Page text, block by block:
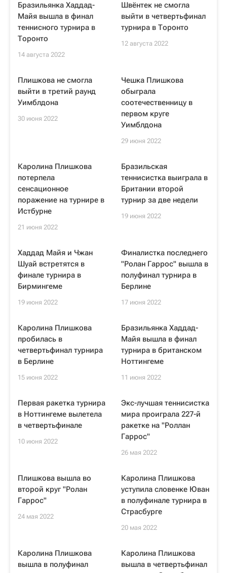
Бразильянка Хаддад-
Майя вышла в финал
теннисного турнира в
Торонто
14 августа 2022
Швёнтек не смогла
выйти в четвертьфинал
турнира в Торонто
12 августа 2022
Плишкова не смогла
выйти в третий раунд
Уимблдона
30 июня 2022
Чешка Плишкова
обыграла
соотечественницу в
первом круге
Уимблдона
29 июня 2022
Каролина Плишкова
потерпела
сенсационное
поражение на турнире в
Истбурне
21 июня 2022
Бразильская
теннисистка выиграла в
Британии второй
турнир за две недели
19 июня 2022
Хаддад Майя и Чжан
Шуай встретятся в
финале турнира в
Бирмингеме
19 июня 2022
Финалистка последнего
"Ролан Гаррос" вышла в
полуфинал турнира в
Берлине
17 июня 2022
Каролина Плишкова
пробилась в
четвертьфинал турнира
в Берлине
15 июня 2022
Бразильянка Хаддад-
Майя вышла в финал
турнира в британском
Ноттингеме
11 июня 2022
Первая ракетка турнира
в Ноттингеме вылетела
в четвертьфинале
10 июня 2022
Экс-лучшая теннисистка
мира проиграла 227-й
ракетке на "Роллан
Гаррос"
26 мая 2022
Плишкова вышла во
второй круг "Ролан
Гаррос"
24 мая 2022
Каролина Плишкова
уступила словенке Юван
в полуфинале турнира в
Страсбурге
20 мая 2022
Каролина Плишкова
вышла в полуфинал
Каролина Плишкова
вышла в четвертьфинал